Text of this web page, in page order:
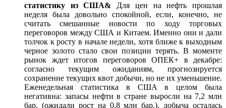
статистику из США& Для цен на нефть прошлая
неделя была довольно спокойной, если, конечно, не
считать смешанные новости по ходу торговых
переговоров между США и Китаем. Именно они и дали
толчок к росту в начале недели, хотя ближе к выходным
черное золото стало свои позиции терять. В моменте
рынок ждет итогов переговоров ОПЕК+ в декабре:
согласно текущим ожиданиям, прогнозируется
сохранение текущих квот добычи, но не их уменьшение.
Еженедельная статистика в США в целом была
негативна: запасы нефти в стране выросли на 7,2 млн
бар. (ожидали рост на 0,8 млн бар.), добыча осталась